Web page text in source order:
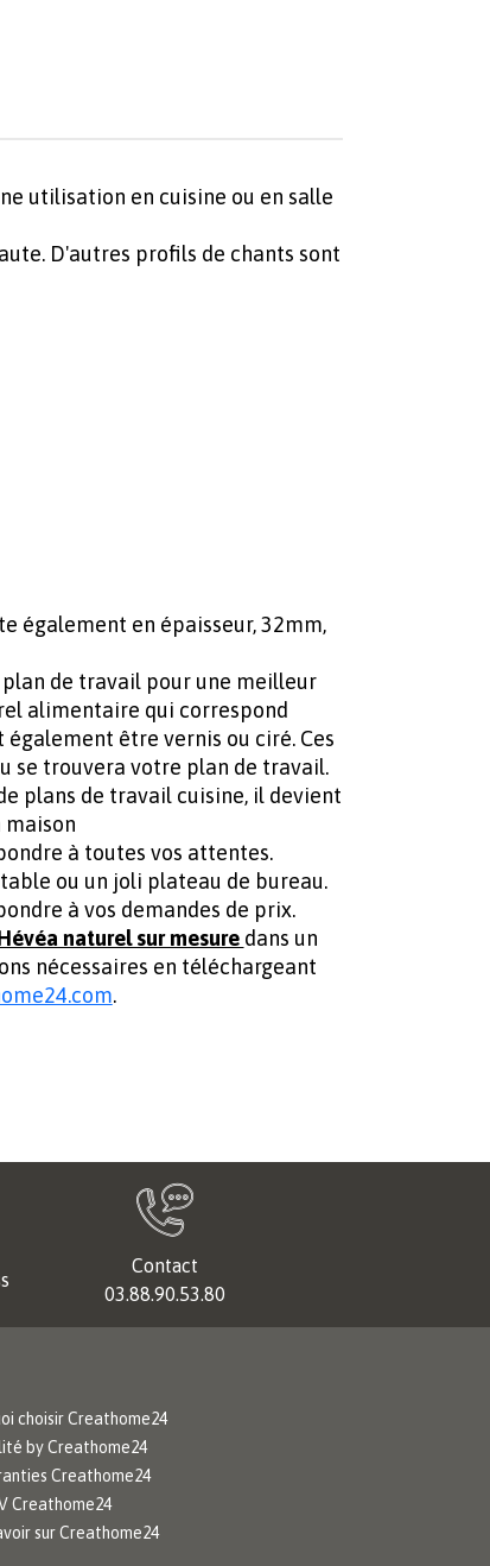
utilisation en cuisine ou en salle
D'autres profils de chants sont
également en épaisseur, 32mm,
de travail pour une meilleur
alimentaire qui correspond
être vernis ou ciré. Ces
se trouvera votre plan de travail.
plans de travail cuisine, il devient
à toutes vos attentes.
ou un joli plateau de bureau.
à vos demandes de prix.
naturel sur mesure dans un
nécessaires en téléchargeant
.
Contact
03.88.90.53.80
choisir Creathome24
by Creathome24
Creathome24
Creathome24
sur Creathome24